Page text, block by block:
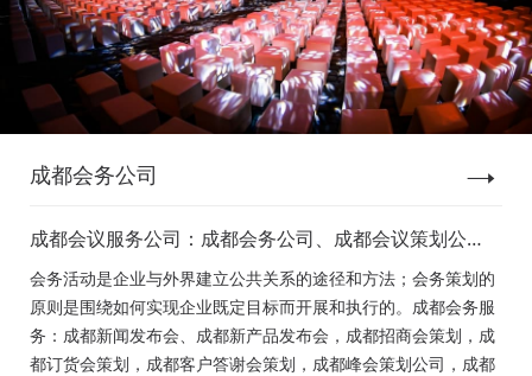
成都会务公司
成都会议服务公司：成都会务公司、成都会议策划公
司、成都新闻发布会策划、成都新产品发布会策划、成
都经销商会议策划、成都招商会策划、成都订货会策
划、成都颁奖会策划、成都客户答谢会策划、成都高峰
论坛策划公司、成都年会策划、成都会议活动策划
会务活动是企业与外界建立公共关系的途径和方法；会务策划的
原则是围绕如何实现企业既定目标而开展和执行的。成都会务服
务：成都新闻发布会、成都新产品发布会，成都招商会策划，成
都订货会策划，成都客户答谢会策划，成都峰会策划公司，成都